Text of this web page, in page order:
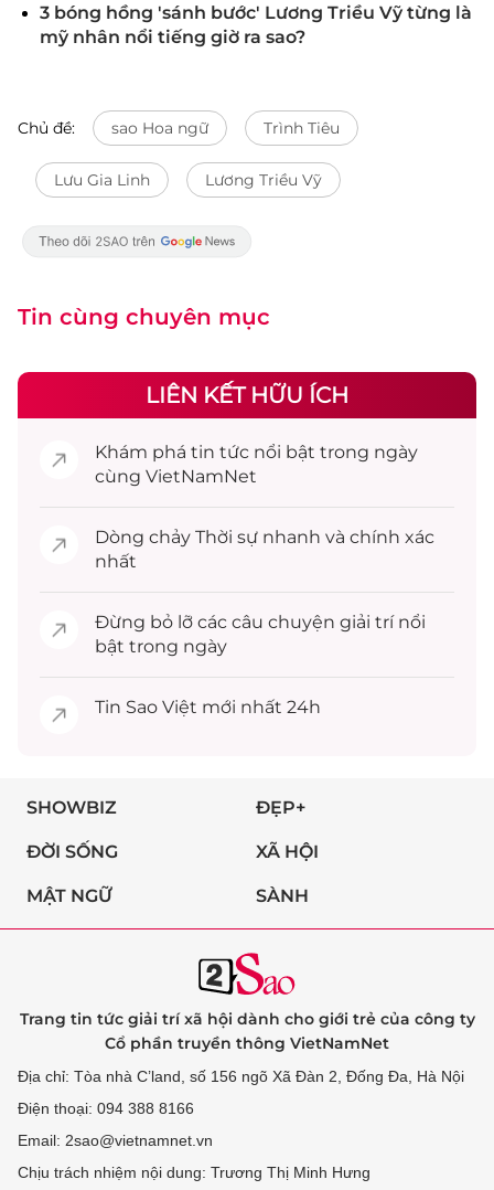
3 bóng hồng 'sánh bước' Lương Triều Vỹ từng là
mỹ nhân nổi tiếng giờ ra sao?
Chủ đề: sao Hoa ngữ Trình Tiêu
Lưu Gia Linh Lương Triều Vỹ
Tin cùng chuyên mục
LIÊN KẾT HỮU ÍCH
Khám phá tin tức nổi bật trong ngày
cùng VietNamNet
Dòng chảy Thời sự nhanh và chính xác
nhất
Đừng bỏ lỡ các câu chuyện giải trínổi
bật trong ngày
Tin Sao Việt mới nhất 24h
SHOWBIZ ĐẸP+
ĐỜI SỐNG XÃ HỘI
MẬT NGỮ SÀNH
Trang tin tức giải trí xã hội dành cho giới trẻ của công ty
Cổ phần truyền thông VietNamNet
Địa chỉ: Tòa nhà C’land, số 156 ngõ Xã Đàn 2, Đống Đa, Hà Nội
Điện thoại: 094 388 8166
Email: 2sao@vietnamnet.vn
Chịu trách nhiệm nội dung: Trương Thị Minh Hưng